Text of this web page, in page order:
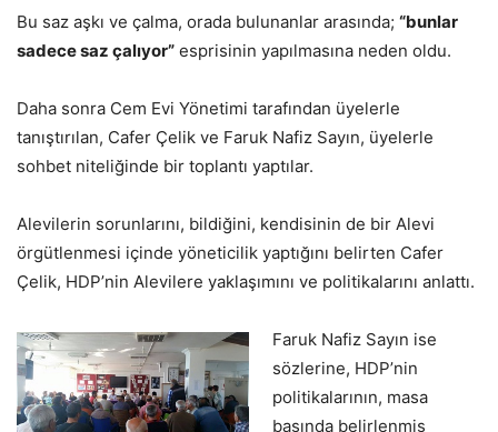
Bu saz aşkı ve çalma, orada bulunanlar arasında; “bunlar
sadece saz çalıyor” esprisinin yapılmasına neden oldu.
Daha sonra Cem Evi Yönetimi tarafından üyelerle
tanıştırılan, Cafer Çelik ve Faruk Nafiz Sayın, üyelerle
sohbet niteliğinde bir toplantı yaptılar.
Alevilerin sorunlarını, bildiğini, kendisinin de bir Alevi
örgütlenmesi içinde yöneticilik yaptığını belirten Cafer
Çelik, HDP’nin Alevilere yaklaşımını ve politikalarını anlattı.
Faruk Nafiz Sayın ise
sözlerine, HDP’nin
politikalarının, masa
başında belirlenmiş